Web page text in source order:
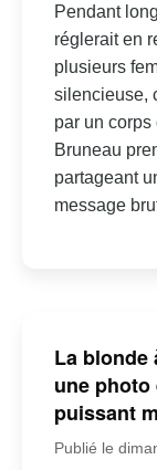
Pendant
réglerait en
plusieurs
silencieuse,
par un corps
Bruneau
partageant
message
La blonde
une
puissant
Publié le